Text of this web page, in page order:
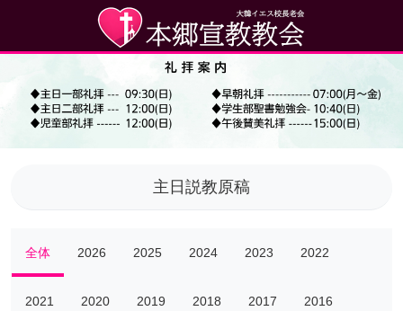
主日説教原稿
全体 2026 2025 2024 2023 2022
2021 2020 2019 2018 2017 2016